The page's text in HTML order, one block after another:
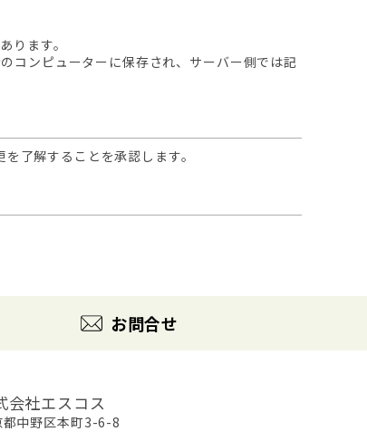
ります。
コンピューターに保存され、サーバー側では記
了解することを承認します。
お問合せ
会社エスコス
都中野区本町3-6-8